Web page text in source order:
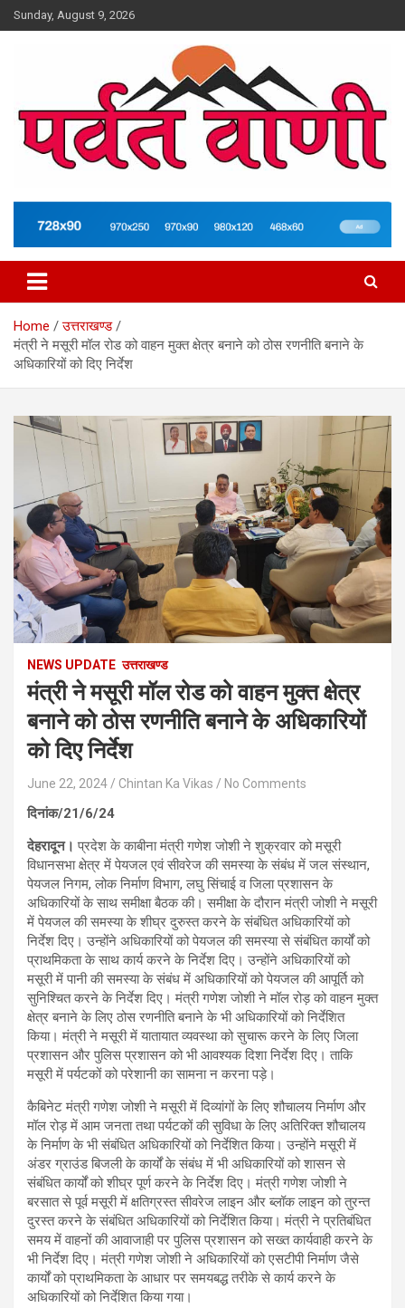
Skip
to
Sunday, August 9, 2026
Parvatvani.com
Home
उत्तराखण्ड
मंत्री ने मसूरी मॉल रोड को वाहन मुक्त क्षेत्र बनाने को ठोस रणनीति बनाने के
अधिकारियों को दिए निर्देश
NEWS UPDATE उत्तराखण्ड
मंत्री ने मसूरी मॉल रोड को वाहन मुक्त क्षेत्र
बनाने को ठोस रणनीति बनाने के अधिकारियों
को दिए निर्देश
June 22, 2024 Chintan Ka Vikas No Comments
दिनांक/21/6/24
देहरादून। प्रदेश के काबीना मंत्री गणेश जोशी ने शुक्रवार को मसूरी
विधानसभा क्षेत्र में पेयजल एवं सीवरेज की समस्या के संबंध में जल संस्थान,
पेयजल निगम, लोक निर्माण विभाग, लघु सिंचाई व जिला प्रशासन के
अधिकारियों के साथ समीक्षा बैठक की। समीक्षा के दौरान मंत्री जोशी ने मसूरी
में पेयजल की समस्या के शीघ्र दुरुस्त करने के संबंधित अधिकारियों को
निर्देश दिए। उन्होंने अधिकारियों को पेयजल की समस्या से संबंधित कार्यों को
प्राथमिकता के साथ कार्य करने के निर्देश दिए। उन्होंने अधिकारियों को
मसूरी में पानी की समस्या के संबंध में अधिकारियों को पेयजल की आपूर्ति को
सुनिश्चित करने के निर्देश दिए। मंत्री गणेश जोशी ने मॉल रोड़ को वाहन मुक्त
क्षेत्र बनाने के लिए ठोस रणनीति बनाने के भी अधिकारियों को निर्देशित
किया। मंत्री ने मसूरी में यातायात व्यवस्था को सुचारू करने के लिए जिला
प्रशासन और पुलिस प्रशासन को भी आवश्यक दिशा निर्देश दिए। ताकि
मसूरी में पर्यटकों को परेशानी का सामना न करना पड़े।
कैबिनेट मंत्री गणेश जोशी ने मसूरी में दिव्यांगों के लिए शौचालय निर्माण और
मॉल रोड़ में आम जनता तथा पर्यटकों की सुविधा के लिए अतिरिक्त शौचालय
के निर्माण के भी संबंधित अधिकारियों को निर्देशित किया। उन्होंने मसूरी में
अंडर ग्राउंड बिजली के कार्यों के संबंध में भी अधिकारियों को शासन से
संबंधित कार्यों को शीघ्र पूर्ण करने के निर्देश दिए। मंत्री गणेश जोशी ने
बरसात से पूर्व मसूरी में क्षतिग्रस्त सीवरेज लाइन और ब्लॉक लाइन को तुरन्त
दुरस्त करने के संबंधित अधिकारियों को निर्देशित किया। मंत्री ने प्रतिबंधित
समय में वाहनों की आवाजाही पर पुलिस प्रशासन को सख्त कार्यवाही करने के
भी निर्देश दिए। मंत्री गणेश जोशी ने अधिकारियों को एसटीपी निर्माण जैसे
कार्यों को प्राथमिकता के आधार पर समयबद्ध तरीके से कार्य करने के
अधिकारियों को निर्देशित किया गया।